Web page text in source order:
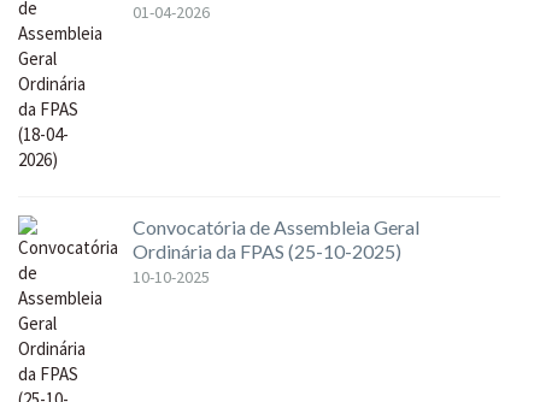
01-04-2026
Convocatória de Assembleia Geral
Ordinária da FPAS (25-10-2025)
10-10-2025